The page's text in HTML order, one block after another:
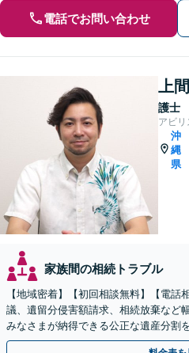
電話でお問い合わせ
上
護士
アビ
沖
縄
県
家族間の相続トラブル
【地域密着】【初回相談無料】【電
議、遺留分侵害額請求、相続放棄など
みなさまが納得できる公正な遺産分割
年後見人など、相続に向けた生前対策